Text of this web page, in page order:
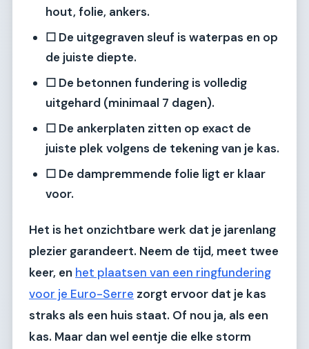
hout, folie, ankers.
☐ De uitgegraven sleuf is waterpas en op
de juiste diepte.
☐ De betonnen fundering is volledig
uitgehard (minimaal 7 dagen).
☐ De ankerplaten zitten op exact de
juiste plek volgens de tekening van je kas.
☐ De dampremmende folie ligt er klaar
voor.
Het is het onzichtbare werk dat je jarenlang
plezier garandeert. Neem de tijd, meet twee
keer, en het plaatsen van een ringfundering
voor je Euro-Serre zorgt ervoor dat je kas
straks als een huis staat. Of nou ja, als een
kas. Maar dan wel eentje die elke storm